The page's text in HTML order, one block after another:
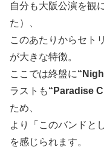
自分も大阪公演を観
た）、
このあたりからセト
が大きな特徴。
ここでは終盤に
ラストも“Paradise
ため、
より「このバンドと
を感じられます。